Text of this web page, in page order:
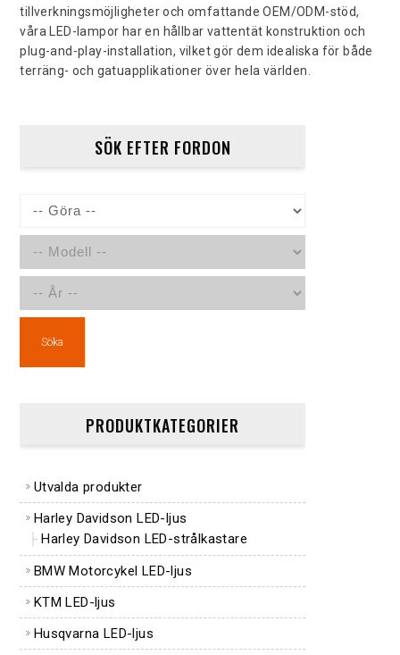
tillverkningsmöjligheter och omfattande OEM/ODM-stöd,
våra LED-lampor har en hållbar vattentät konstruktion och
plug-and-play-installation, vilket gör dem idealiska för både
terräng- och gatuapplikationer över hela världen.
SÖK EFTER FORDON
Söka
PRODUKTKATEGORIER
Utvalda produkter
Harley Davidson LED-ljus
Harley Davidson LED-strålkastare
BMW Motorcykel LED-ljus
KTM LED-ljus
Husqvarna LED-ljus